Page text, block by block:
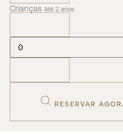
Crianças Até 2 anos
RESERVAR